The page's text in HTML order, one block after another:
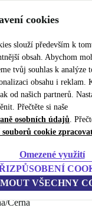
cookies
slouží především k
obsah. Abychom
tvůj souhlas k analýze
obsahu i reklam.
od našich partnerů.
Přečtěte si naše
osobních údajů.
cookie
Omezené využití
VŠECHNY
rychle a snadno
Notebooky Tablety
iPhony – kód:
| 34-
Černá